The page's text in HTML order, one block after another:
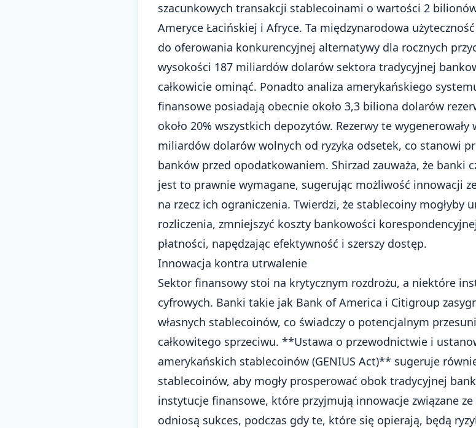
szacunkowych transakcji stablecoinami o wartości 2
Ameryce Łacińskiej i Afryce. Ta międzynarodowa
do oferowania konkurencyjnej alternatywy dla rocznych
wysokości 187 miliardów dolarów sektora tradycyjnej
całkowicie ominąć. Ponadto analiza amerykańskiego
finansowe posiadają obecnie około 3,3 biliona dolarów
około 20% wszystkich depozytów. Rezerwy te wygenerowały
miliardów dolarów wolnych od ryzyka odsetek, co stanowi
banków przed opodatkowaniem. Shirzad zauważa, że banki
jest to prawnie wymagane, sugerując możliwość innowacji
na rzecz ich ograniczenia. Twierdzi, że stablecoiny mogłyby
rozliczenia, zmniejszyć koszty bankowości
płatności, napędzając efektywność i szerszy dostęp.
Innowacja kontra utrwalenie
Sektor finansowy stoi na krytycznym rozdrożu, a niektóre
cyfrowych. Banki takie jak Bank of America i Citigroup
własnych stablecoinów, co świadczy o potencjalnym
całkowitego sprzeciwu. **Ustawa o przewodnictwie i
amerykańskich stablecoinów (GENIUS Act)** sugeruje
stablecoinów, aby mogły prosperować obok tradycyjnej
instytucje finansowe, które przyjmują innowacje związane
odniosą sukces, podczas gdy te, które się opierają, będą